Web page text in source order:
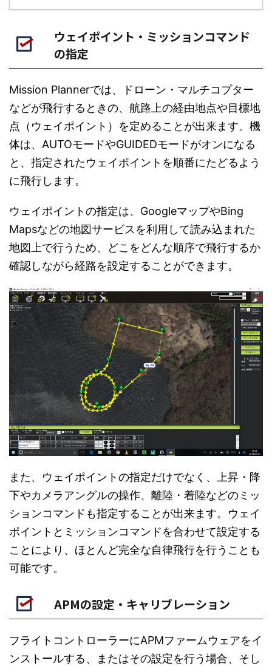
ウェイポイント・ミッションコマンド
の指定
Mission Plannerでは、ドローン・マルチコプター
などが飛行するときの、航路上の経由地点や目標地
点（ウェイポイント）を定めることが出来ます。機
体は、AUTOモードやGUIDEDモードがオンになる
と、指定されたウェイポイントを順番にたどるよう
に飛行します。
ウェイポイントの指定は、GoogleマップやBing
Mapsなどの地図サービスを利用して読み込まれた
地図上で行うため、どこをどんな順序で飛行するか
確認しながら経路を設定することができます。
また、ウェイポイントの指定だけでなく、上昇・降
下やカメラアングルの操作、離陸・着陸などのミッ
ションコマンドも指定することが出来ます。ウェイ
ポイントとミッションコマンドを合わせて設定する
ことにより、ほとんど完全な自律飛行を行うことも
可能です。
APMの設定・キャリブレーション
フライトコントローラーにAPMファームウェアをイ
ンストールする、またはその設定を行う場合、そし